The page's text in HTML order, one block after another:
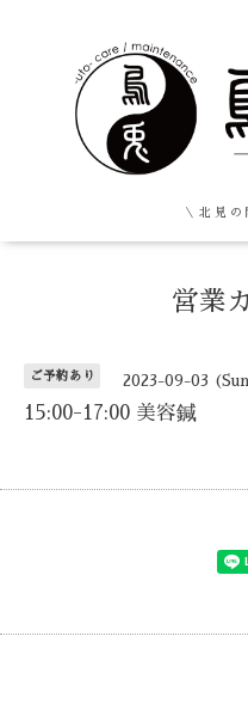
＼ 北 見 の
営業
ご予約あり 2023-09-03
15:00-17:00 美容鍼